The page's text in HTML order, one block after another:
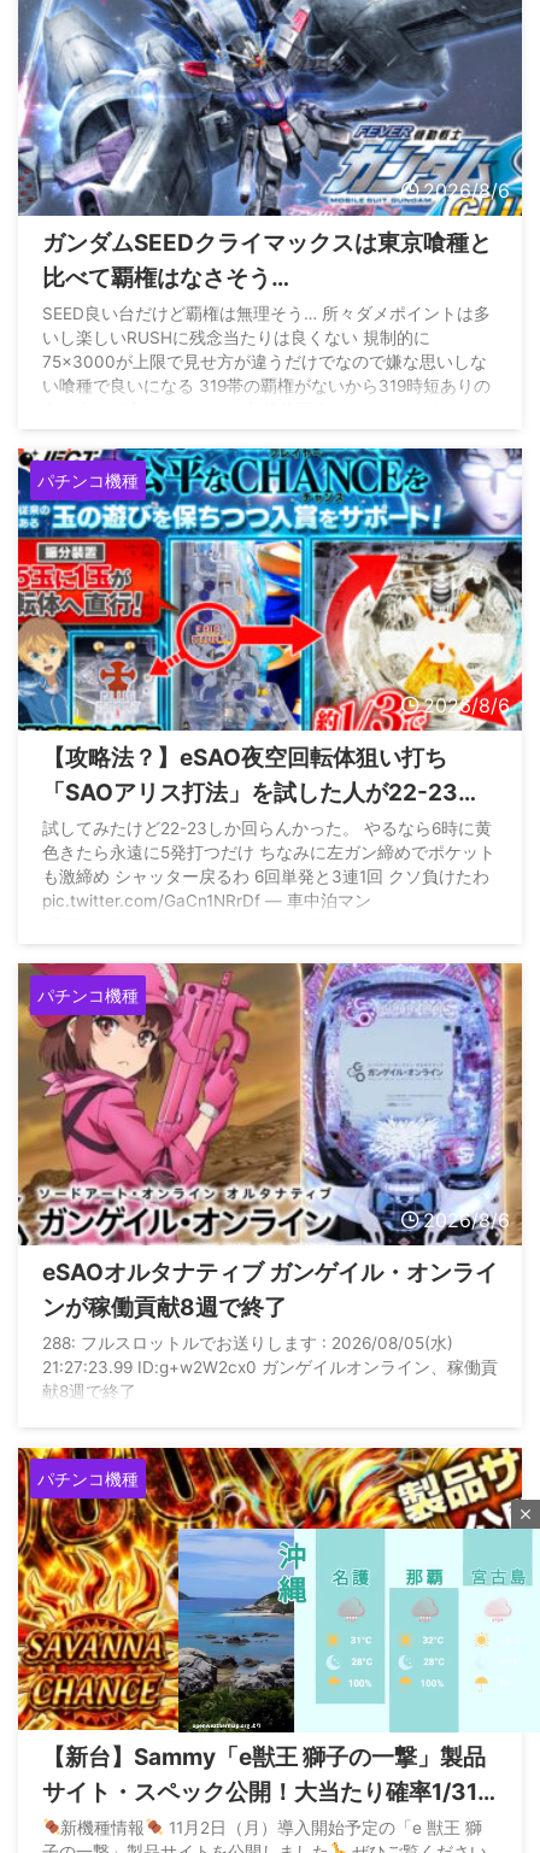
2026/8/6
ガンダムSEEDクライマックスは東京喰種と
比べて覇権はなさそう…
SEED良い台だけど覇権は無理そう… 所々ダメポイントは多
いし楽しいRUSHに残念当たりは良くない 規制的に
75×3000が上限で見せ方が違うだけでなので嫌な思いしな
い喰種で良いになる 319帯の覇権がないから319時短ありの
— 最強黄金騎士ぱちんかす
(@Gold_WolfGARO_) August
4, 2026
パチンコ機種
2026/8/6
【攻略法？】eSAO夜空回転体狙い打ち
「SAOアリス打法」を試した人が22-23回
はいくらしい
試してみたけど22-23しか回らんかった。 やるなら6時に黄
色きたら永遠に5発打つだけ ちなみに左ガン締めでポケット
も激締め シャッター戻るわ 6回単発と3連1回 クソ負けたわ
pic.twitter.com/GaCn1NRrDf — 車中泊マン
パチンコ機種
2026/8/6
eSAOオルタナティブ ガンゲイル・オンライ
ンが稼働貢献8週で終了
288: フルスロットルでお送りします : 2026/08/05(水)
21:27:23.99 ID:g+w2W2cx0 ガンゲイルオンライン、稼働貢
献8週で終了
パチンコ機種
【新台】Sammy「e獣王 獅子の一撃」製品
サイト・スペック公開！大当たり確率1/319
のドデカS搭載、サバンナチャンスは平均
新機種情報
11月2日（月）導入開始予定の「e 獣王 獅
close
M
u
t